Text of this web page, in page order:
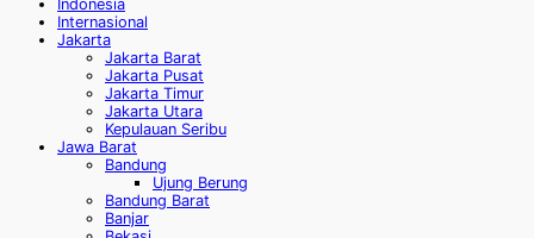
Indonesia
Internasional
Jakarta
Jakarta Barat
Jakarta Pusat
Jakarta Timur
Jakarta Utara
Kepulauan Seribu
Jawa Barat
Bandung
Ujung Berung
Bandung Barat
Banjar